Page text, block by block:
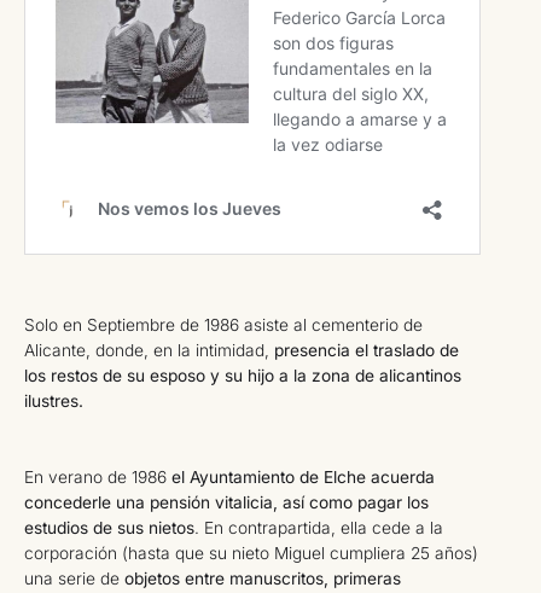
Solo en Septiembre de 1986 asiste al cementerio de
Alicante, donde, en la intimidad, presencia el traslado de
los restos de su esposo y su hijo a la zona de alicantinos
ilustres.
En verano de 1986 el Ayuntamiento de Elche acuerda
concederle una pensión vitalicia, así como pagar los
estudios de sus nietos. En contrapartida, ella cede a la
corporación (hasta que su nieto Miguel cumpliera 25 años)
una serie de objetos entre manuscritos, primeras